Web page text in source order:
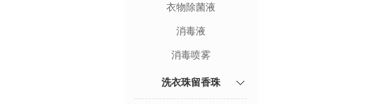
衣物除菌液
消毒液
消毒喷雾
洗衣珠留香珠